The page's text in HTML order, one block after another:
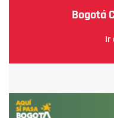
Bogotá
Ir